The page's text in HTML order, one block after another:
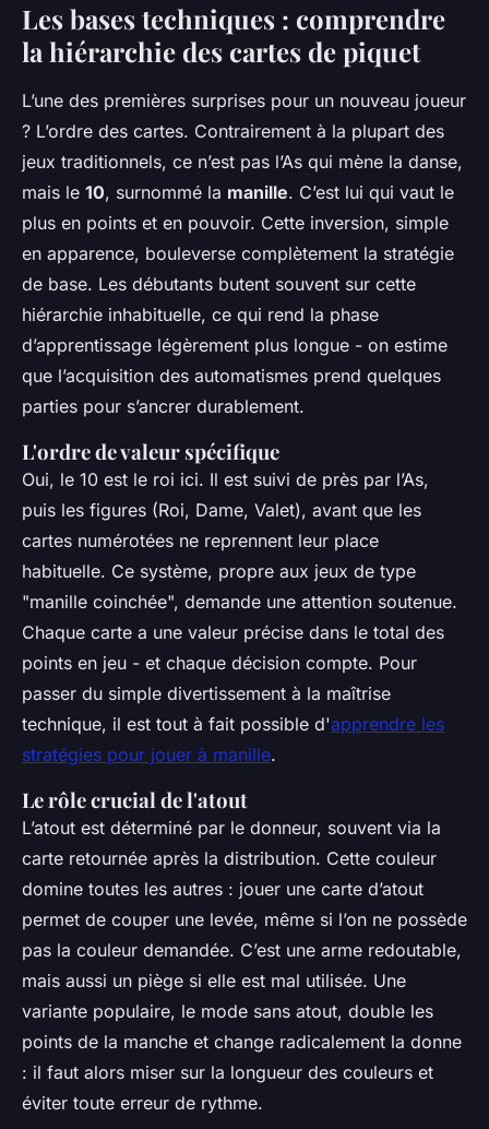
Les bases techniques : comprendre
la hiérarchie des cartes de piquet
L’une des premières surprises pour un nouveau joueur
? L’ordre des cartes. Contrairement à la plupart des
jeux traditionnels, ce n’est pas l’As qui mène la danse,
mais le 10, surnommé la manille. C’est lui qui vaut le
plus en points et en pouvoir. Cette inversion, simple
en apparence, bouleverse complètement la stratégie
de base. Les débutants butent souvent sur cette
hiérarchie inhabituelle, ce qui rend la phase
d’apprentissage légèrement plus longue - on estime
que l’acquisition des automatismes prend quelques
parties pour s’ancrer durablement.
L'ordre de valeur spécifique
Oui, le 10 est le roi ici. Il est suivi de près par l’As,
puis les figures (Roi, Dame, Valet), avant que les
cartes numérotées ne reprennent leur place
habituelle. Ce système, propre aux jeux de type
"manille coinchée", demande une attention soutenue.
Chaque carte a une valeur précise dans le total des
points en jeu - et chaque décision compte. Pour
passer du simple divertissement à la maîtrise
technique, il est tout à fait possible d'apprendre les
stratégies pour jouer à manille.
Le rôle crucial de l'atout
L’atout est déterminé par le donneur, souvent via la
carte retournée après la distribution. Cette couleur
domine toutes les autres : jouer une carte d’atout
permet de couper une levée, même si l’on ne possède
pas la couleur demandée. C’est une arme redoutable,
mais aussi un piège si elle est mal utilisée. Une
variante populaire, le mode sans atout, double les
points de la manche et change radicalement la donne
: il faut alors miser sur la longueur des couleurs et
éviter toute erreur de rythme.